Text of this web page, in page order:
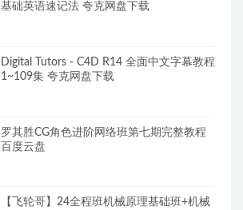
基础英语速记法 夸克网盘下载
Digital Tutors - C4D R14 全面中文字幕教程
1~109集 夸克网盘下载
罗其胜CG角色进阶网络班第七期完整教程
百度云盘
【飞轮哥】24全程班机械原理基础班+机械